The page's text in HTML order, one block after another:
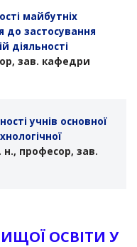
майбутніх
до застосування
діяльності
зав. кафедри
учнів основної
н., професор, зав.
ОСВІТИ У